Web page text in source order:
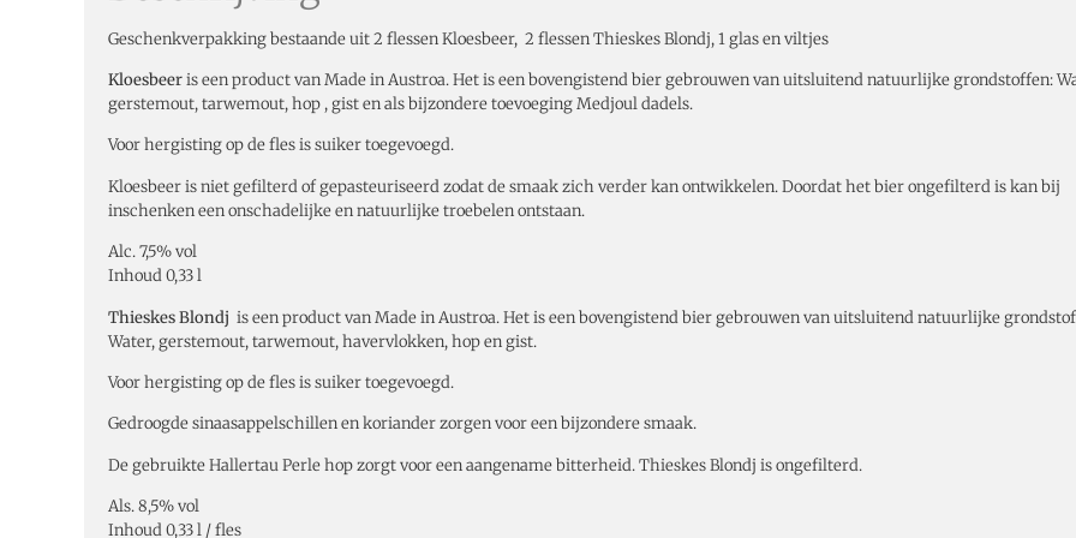
Geschenkverpakking bestaande uit 2 flessen Kloesbeer, 2 flessen Thieskes Blondj, 1 glas en viltjes
Kloesbeeris een product van Made in Austroa. Het is een bovengistend bier gebrouwen van uitsluitend natuurlijke grondstoffen:
gerstemout, tarwemout, hop , gist en als bijzondere toevoeging Medjoul dadels.
Voor hergisting op de fles is suiker toegevoegd.
Kloesbeer is niet gefilterd of gepasteuriseerd zodat de smaak zich verder kan ontwikkelen. Doordat het bier ongefilterd is kan bij
inschenken een onschadelijke en natuurlijke troebelen ontstaan.
Alc. 7,5% vol
Inhoud 0,33 l
Thieskes Blondj is een product van Made in Austroa. Het is een bovengistend bier gebrouwen van uitsluitend natuurlijke
Water, gerstemout, tarwemout, havervlokken, hop en gist.
Voor hergisting op de fles is suiker toegevoegd.
Gedroogde sinaasappelschillen en koriander zorgen voor een bijzondere smaak.
De gebruikte Hallertau Perle hop zorgt voor een aangename bitterheid. Thieskes Blondj is ongefilterd.
Als. 8,5% vol
Inhoud 0,33 l / fles